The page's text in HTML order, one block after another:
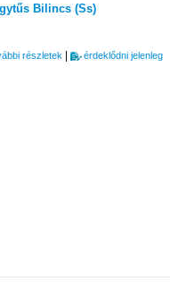
Bilincs (Ss)
részletek | érdeklődni jelenleg